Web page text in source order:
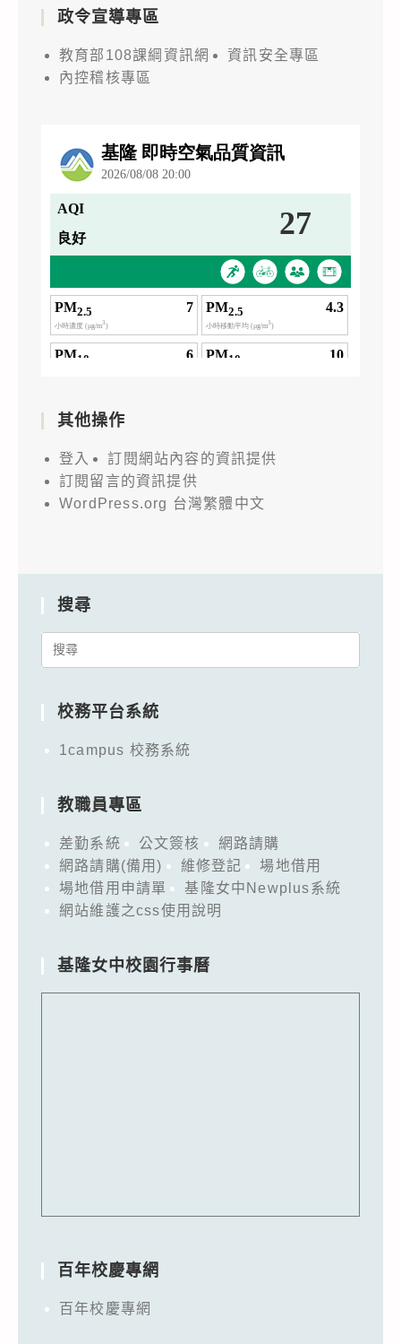
政令宣導專區
教育部108課綱資訊網
資訊安全專區
內控稽核專區
其他操作
登入
訂閱網站內容的資訊提供
訂閱留言的資訊提供
WordPress.org 台灣繁體中文
搜尋
Search
校務平台系統
1campus 校務系統
教職員專區
差勤系統 公文簽核
網路請購
網路請購(備用)
維修登記
場地借用
場地借用申請單
基隆女中Newplus系統
網站維護之css使用說明
基隆女中校園行事曆
百年校慶專網
百年校慶專網